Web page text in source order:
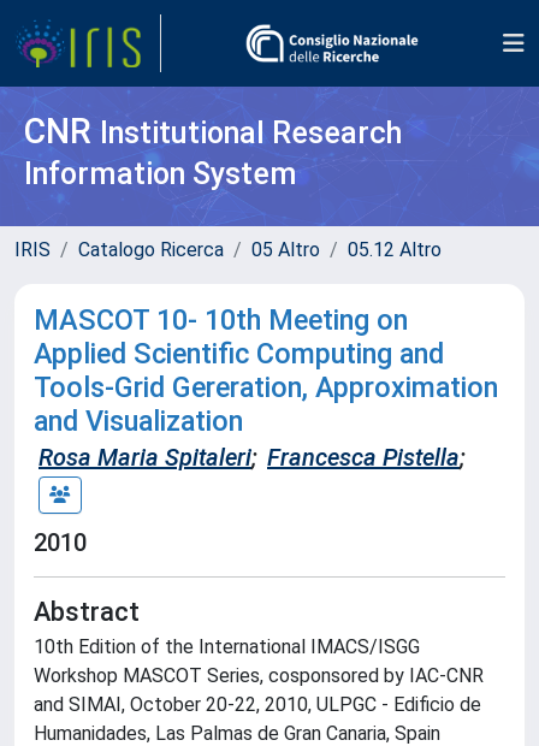
CNR Institutional Research
Information System
IRIS Catalogo Ricerca 05 Altro 05.12 Altro
MASCOT 10- 10th Meeting on
Applied Scientific Computing and
Tools-Grid Gereration, Approximation
and Visualization
Rosa Maria Spitaleri; Francesca Pistella;
2010
Abstract
10th Edition of the International IMACS/ISGG
Workshop MASCOT Series, cosponsored by IAC-CNR
and SIMAI, October 20-22, 2010, ULPGC - Edificio de
Humanidades, Las Palmas de Gran Canaria, Spain